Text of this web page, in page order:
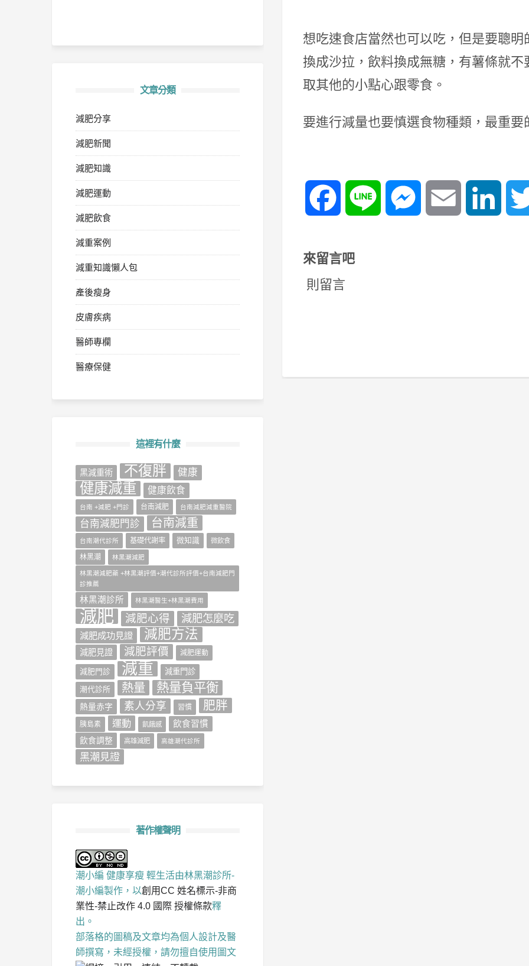
想吃速食店當然也可以吃，但是要聰
換成沙拉，飲料換成無糖，有薯條就
取其他的小點心跟零食。
要進行減量也要慎選食物種類，最重要
Facebook Line Messenger Email
來留言吧
則留言
文章分類
減肥分享
減肥新聞
減肥知識
減肥運動
減肥飲食
減重案例
減重知識懶人包
產後瘦身
皮膚疾病
醫師專欄
醫療保健
這裡有什麼
‎黑減重術‬ 不復胖 健康
健康減重 健康飲食
台南 +減肥 +門診 台南減肥 台南減肥減重醫院
台南減肥門診 台南減重
台南潮代診所 基礎代謝率 微知識 微飲食
林黑潮 林黑潮減肥
林黑潮減肥藥 +林黑潮評價+潮代診所評價+台南減肥門
診推薦
林黑潮診所 林黑潮醫生+林黑潮費用
減肥 減肥心得 減肥怎麼吃
減肥成功見證 減肥方法
減肥見證 減肥評價 減肥運動
減肥門診 減重
減重門診
潮代診所
熱量 熱量負平衡
熱量赤字 素人分享 習慣 肥胖
胰島素 運動 飢餓感
飲食習慣
飲食調整
高雄減肥 高雄潮代診所
黑潮見證
著作權聲明
潮小編 健康享瘦 輕生活由林黑潮診所-
潮小編製作，以創用CC 姓名標示-非商
業性-禁止改作 4.0 國際 授權條款釋
出。
部落格的圖稿及文章均為個人設計及醫
師撰寫，未經授權，請勿擅自使用圖文